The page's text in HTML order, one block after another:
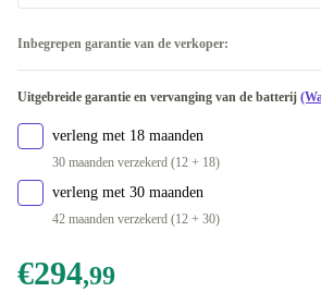
Single-SIM
Beschikbaar in andere configuraties
Inbegrepen garantie van de verkoper:
Uitgebreide garantie en vervanging van de batterij
verleng met 18 maanden
30 maanden verzekerd (12 + 18)
verleng met 30 maanden
42 maanden verzekerd (12 + 30)
€294,99